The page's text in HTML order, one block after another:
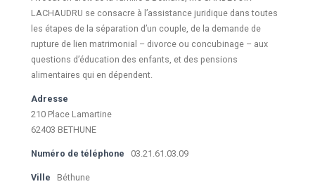
LACHAUDRU se consacre à l’assistance juridique dans toutes
les étapes de la séparation d’un couple, de la demande de
rupture de lien matrimonial – divorce ou concubinage – aux
questions d’éducation des enfants, et des pensions
alimentaires qui en dépendent.
Adresse
210 Place Lamartine
62403 BETHUNE
Numéro de téléphone 03.21.61.03.09
Ville Béthune